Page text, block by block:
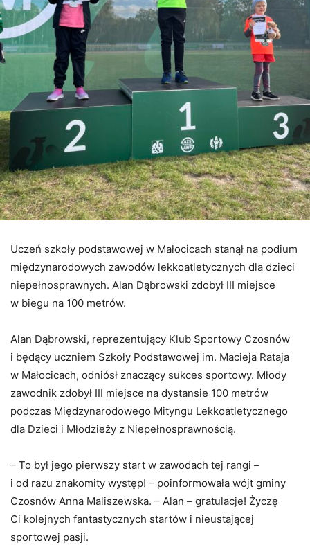
Uczeń szkoły podstawowej w Małocicach stanął na podium
międzynarodowych zawodów lekkoatletycznych dla dzieci
niepełnosprawnych. Alan Dąbrowski zdobył III miejsce
w biegu na 100 metrów.
Alan Dąbrowski, reprezentujący Klub Sportowy Czosnów
i będący uczniem Szkoły Podstawowej im. Macieja Rataja
w Małocicach, odniósł znaczący sukces sportowy. Młody
zawodnik zdobył III miejsce na dystansie 100 metrów
podczas Międzynarodowego Mityngu Lekkoatletycznego
dla Dzieci i Młodzieży z Niepełnosprawnością.
– To był jego pierwszy start w zawodach tej rangi –
i od razu znakomity występ! – poinformowała wójt gminy
Czosnów Anna Maliszewska. – Alan – gratulacje! Życzę
Ci kolejnych fantastycznych startów i nieustającej
sportowej pasji.